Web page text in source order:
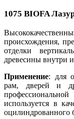
1075 BIOFA
происхождения,
отделки
древесины внутри
Применение: для
рам, дверей и
используется в
оцилиндрованного